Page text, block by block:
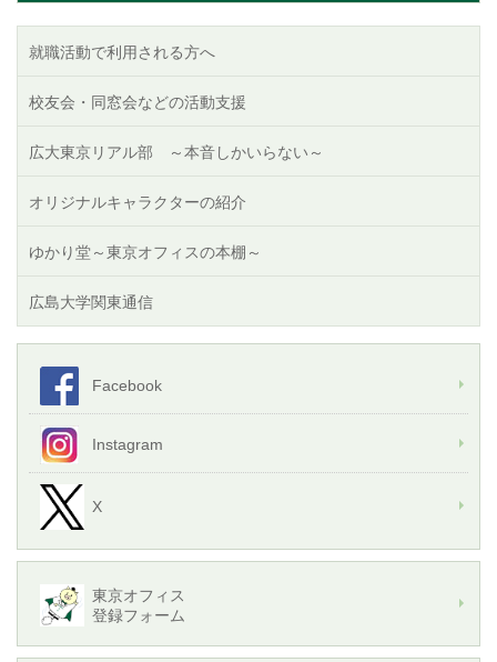
就職活動で利用される方へ
校友会・同窓会などの活動支援
広大東京リアル部 ～本音しかいらない～
オリジナルキャラクターの紹介
ゆかり堂～東京オフィスの本棚～
広島大学関東通信
Facebook
Instagram
X
東京オフィス
登録フォーム